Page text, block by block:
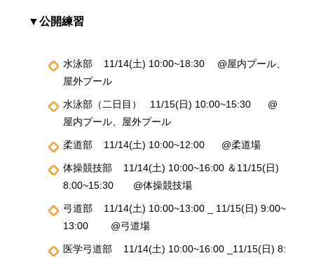
▼公開練習
水泳部 11/14(土) 10:00~18:30 @屋内プール、
屋外プール
水泳部（二日目） 11/15(日) 10:00~15:30 @
屋内プール、屋外プール
柔道部 11/14(土) 10:00~12:00 @柔道場
体操競技部 11/14(土) 10:00~16:00 ＆11/15(日)
8:00~15:30 @体操競技場
弓道部 11/14(土) 10:00~13:00 _ 11/15(日) 9:00~
13:00 @弓道場
医学弓道部 11/14(土) 10:00~16:00 _11/15(日) 8: